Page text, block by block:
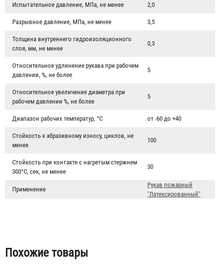
Испытательное давление, МПа, не менее 2,0
Разрывное давление, МПа, не менее 3,5
Толщина внутреннего гидроизоляционного
слоя, мм, не менее
0,3
Относительное удлинение рукава при рабочем
давлении, %, не более
5
Относительное увеличение диаметра при
рабочем давлении %, не более
5
Диапазон рабочих температур, °C от -60 до +40
Стойкость к абразивному износу, циклов, не
менее
100
Стойкость при контакте с нагретым стержнем
300°С, сек, не менее
30
Применение
Рукав пожарный
"Латексированный"
Похожие товары
Рукав пожарный "Латексированный" РПМ(Д)-40-1,6-ИМ-